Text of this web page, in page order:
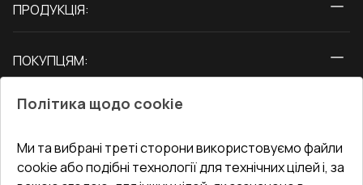
ПРОДУКЦІЯ:
Двері
ПОКУПЦЯМ:
Блог
Адреса гіпермаркета
СЕРВІС ТА ОБЛУГОВУВАННЯ:
Доставка і Оплата
Гарантія та Сервіс
КОНТАКТИ
Політика щодо cookie
Ми та вибрані треті сторони використовуємо файли
cookie або подібні технології для технічних цілей і, за